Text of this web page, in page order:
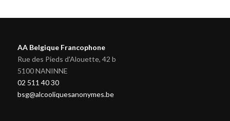
AA Belgique Francophone
Rue des Pieds d'Alouette, 42 b
5100 NANINNE
02 511 40 30
bsg@alcooliquesanonymes.be